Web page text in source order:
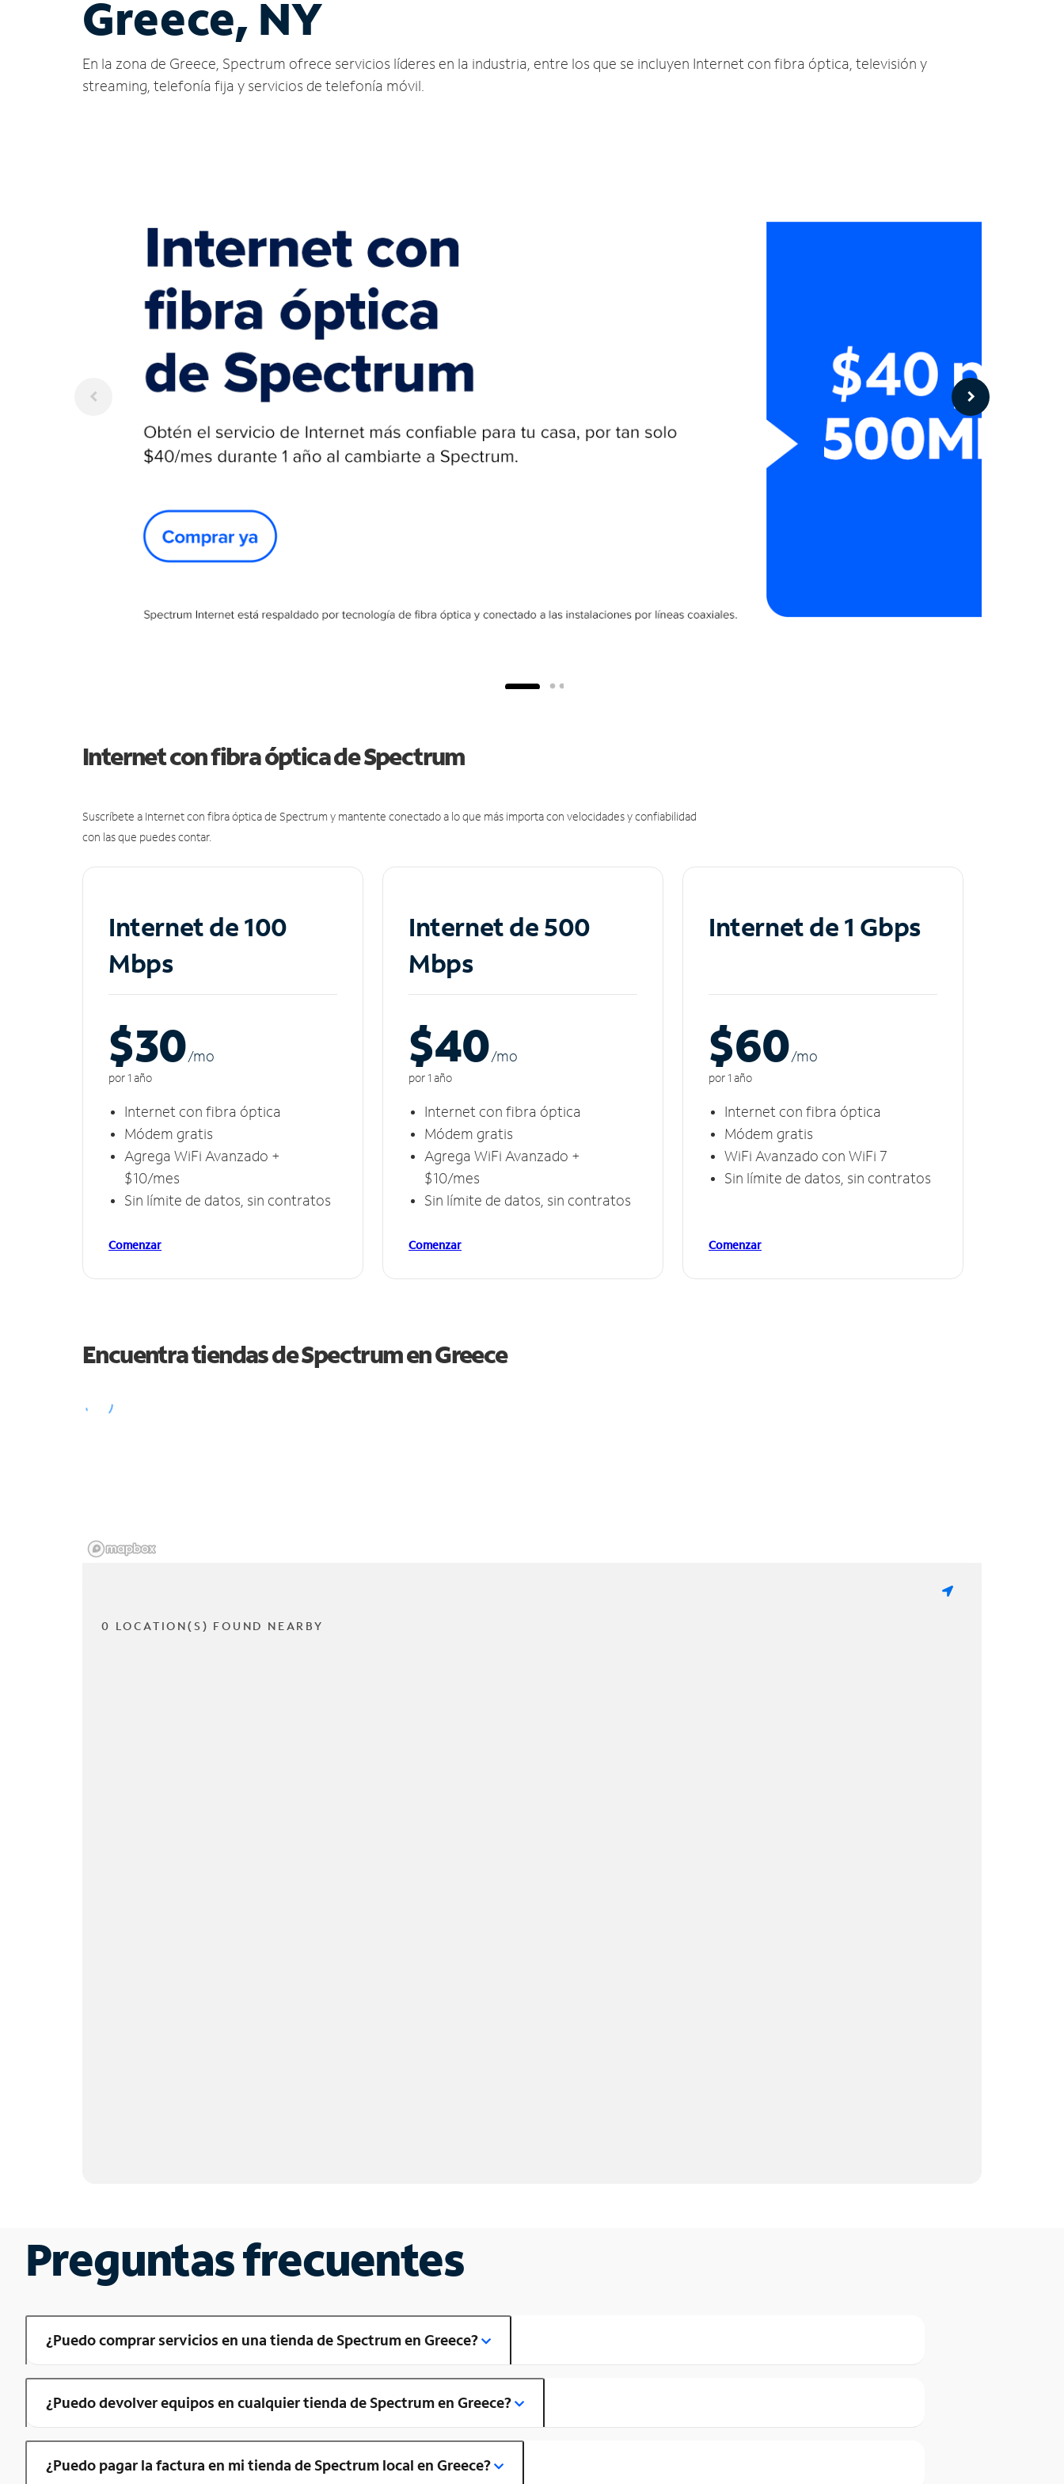
Greece, NY
En la zona de Greece, Spectrum ofrece servicios líderes en la industria, entre los que se incluyen Internet con fibra óptica, televisión y
streaming, telefonía fija y servicios de telefonía móvil.
Internet con fibra óptica de Spectrum
Suscríbete a Internet con fibra óptica de Spectrum y mantente conectado a lo que más importa con velocidades y confiabilidad
con las que puedes contar.
Internet de 100
Mbps
$30/mo
por 1 año
Internet con fibra óptica
Módem gratis
Agrega WiFi Avanzado +
$10/mes
Sin límite de datos, sin contratos
Comenzar
Internet de 500
Mbps
$40/mo
por 1 año
Internet con fibra óptica
Módem gratis
Agrega WiFi Avanzado +
$10/mes
Sin límite de datos, sin contratos
Comenzar
Internet de 1 Gbps
$60/mo
por 1 año
Internet con fibra óptica
Módem gratis
WiFi Avanzado con WiFi 7
Sin límite de datos, sin contratos
Comenzar
Encuentra tiendas de Spectrum enGreece
0 LOCATION(S) FOUND NEARBY
Preguntas frecuentes
¿Puedo comprar servicios en una tienda de Spectrum en Greece?
¿Puedo devolver equipos en cualquier tienda de Spectrum en Greece?
¿Puedo pagar la factura en mi tienda de Spectrum local en Greece?